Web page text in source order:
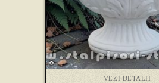
VEZI DETALII